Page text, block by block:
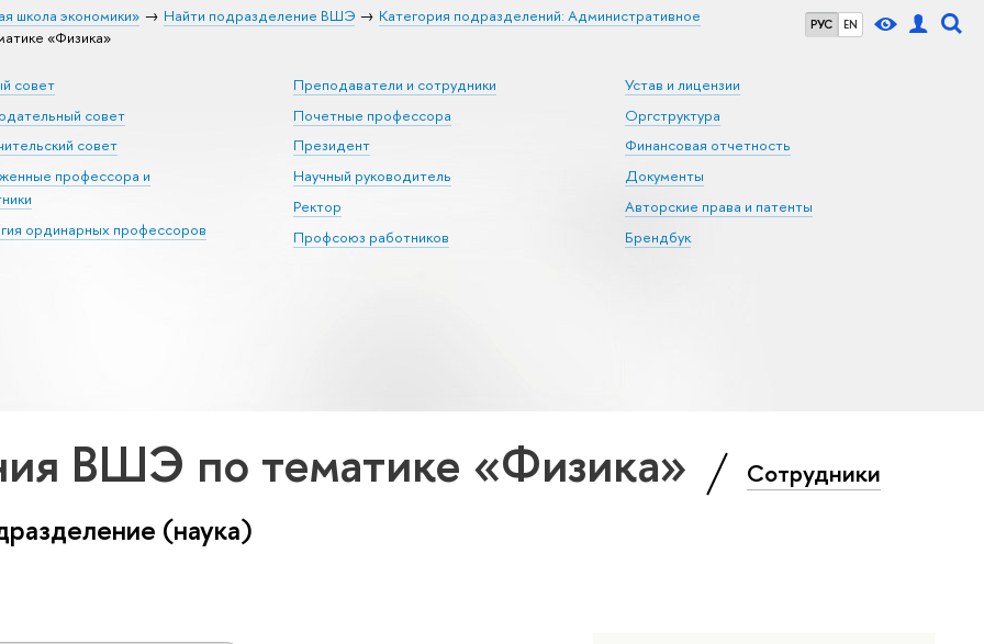
РУС EN
школа экономики» Найти подразделение ВШЭ
Категория подразделений: Административное
«Физика»
совет
совет
совет
профессора и
ординарных профессоров
Преподаватели и сотрудники
Почетные профессора
Президент
Научный руководитель
Ректор
Профсоюз работников
Устав и лицензии
Оргструктура
Финансовая отчетность
Документы
Авторские права и патенты
Брендбук
ВШЭ по тематике «Физика» Сотрудники
(наука)